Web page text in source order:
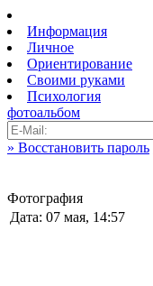
Информация
Личное
Ориентирование
Своими руками
Психология
фотоальбом
» Восстановить пароль
Фотография
Дата: 07 мая, 14:57